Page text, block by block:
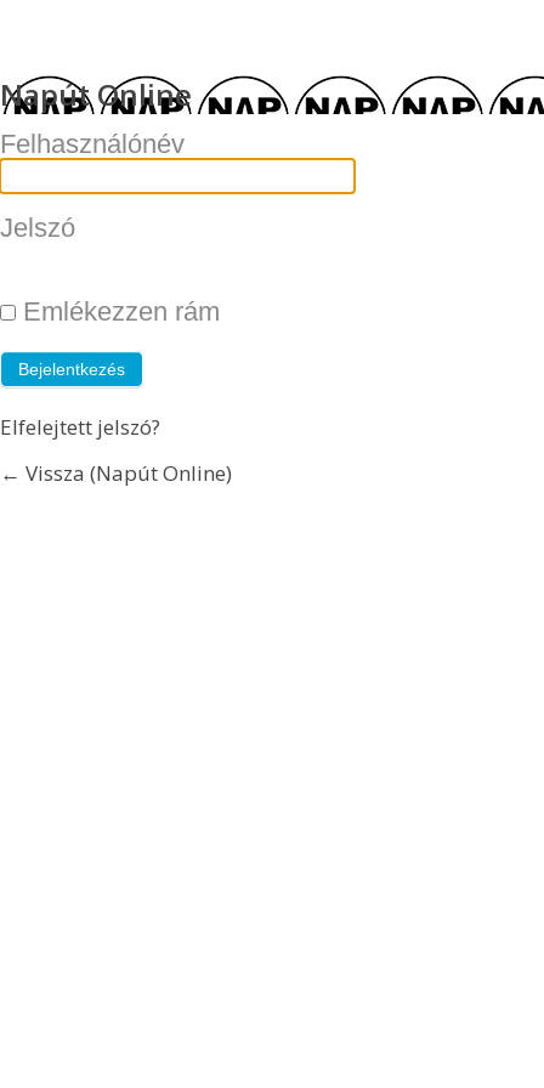
Napút Online
Felhasználónév
Jelszó
Emlékezzen rám
Elfelejtett jelszó?
← Vissza (Napút Online)